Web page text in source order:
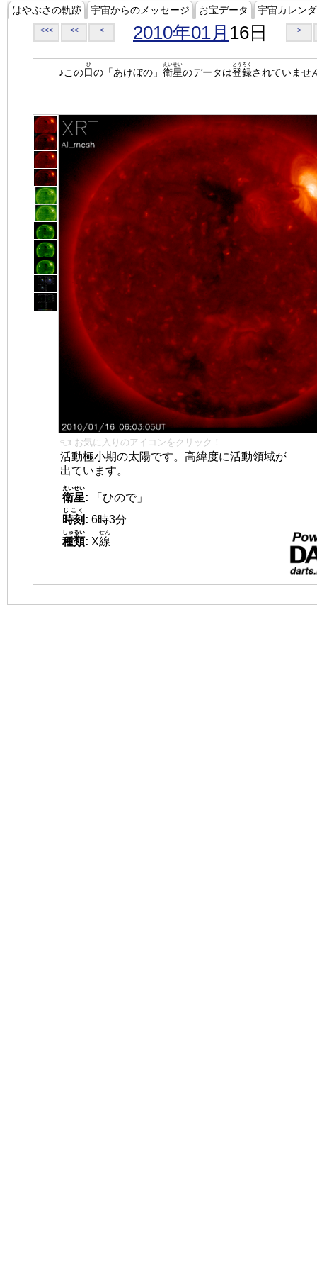
はやぶさの軌跡 宇宙からのメッセージ お宝データ 宇宙カレン
<<< << < 2010年01月 16日 >
♪この日
ひ
の「あけぼの」 衛星
えいせい
のデータは登録
とうろく
されていませ
👈 お気に入りのアイコンをクリック！
活動極小期の太陽です。高緯度に活動領域が
出ています。
衛星
えいせい
:
「ひので」
時刻
じこく
: 6時3分
種類
しゅるい
: X線
せん